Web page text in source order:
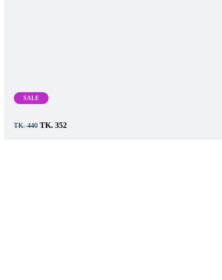
SALE
TK.440 Original
TK. 352